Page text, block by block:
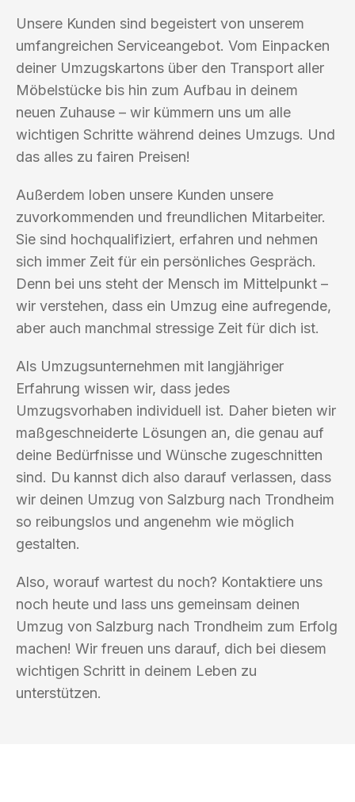
Unsere Kunden sind begeistert von unserem
umfangreichen Serviceangebot. Vom Einpacken
deiner Umzugskartons über den Transport aller
Möbelstücke bis hin zum Aufbau in deinem
neuen Zuhause – wir kümmern uns um alle
wichtigen Schritte während deines Umzugs. Und
das alles zu fairen Preisen!
Außerdem loben unsere Kunden unsere
zuvorkommenden und freundlichen Mitarbeiter.
Sie sind hochqualifiziert, erfahren und nehmen
sich immer Zeit für ein persönliches Gespräch.
Denn bei uns steht der Mensch im Mittelpunkt –
wir verstehen, dass ein Umzug eine aufregende,
aber auch manchmal stressige Zeit für dich ist.
Als Umzugsunternehmen mit langjähriger
Erfahrung wissen wir, dass jedes
Umzugsvorhaben individuell ist. Daher bieten wir
maßgeschneiderte Lösungen an, die genau auf
deine Bedürfnisse und Wünsche zugeschnitten
sind. Du kannst dich also darauf verlassen, dass
wir deinen Umzug von Salzburg nach Trondheim
so reibungslos und angenehm wie möglich
gestalten.
Also, worauf wartest du noch? Kontaktiere uns
noch heute und lass uns gemeinsam deinen
Umzug von Salzburg nach Trondheim zum Erfolg
machen! Wir freuen uns darauf, dich bei diesem
wichtigen Schritt in deinem Leben zu
unterstützen.